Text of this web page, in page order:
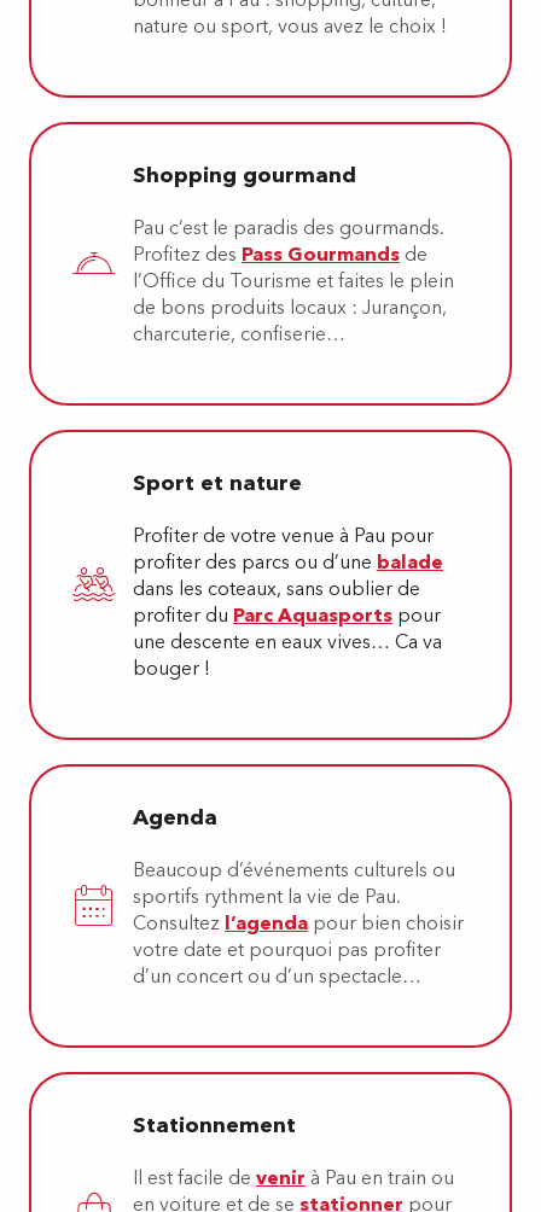
nature ou sport, vous avez le choix !
Shopping gourmand
Pau c’est le paradis des gourmands.
Profitez des Pass Gourmands de
l’Office du Tourisme et faites le plein
de bons produits locaux : Jurançon,
charcuterie, confiserie…
Sport et nature
Profiter de votre venue à Pau pour
profiter des parcs ou d’une balade
dans les coteaux, sans oublier de
profiter du Parc Aquasports pour
une descente en eaux vives… Ca va
bouger !
Agenda
Beaucoup d’événements culturels ou
sportifs rythment la vie de Pau.
Consultez l’agenda pour bien choisir
votre date et pourquoi pas profiter
d’un concert ou d’un spectacle…
Stationnement
Il est facile de venir à Pau en train ou
en voiture et de se stationner pour